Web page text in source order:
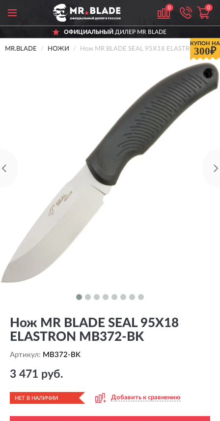
0 0
ОФИЦИАЛЬНЫЙ ДИЛЕР MR BLADE
КУПОН НА
300₽
MR.BLADE НОЖИ Нож MR BLADE SEAL 95Х18 ELASTRON
Нож MR BLADE SEAL 95Х18
ELASTRON MB372-BK
Артикул: MB372-BK
3 471 руб.
НЕТ В НАЛИЧИИ Добавить к сравнению